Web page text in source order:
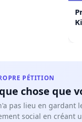
PÉTITION
chose que
pas lieu en gardant
social en créant